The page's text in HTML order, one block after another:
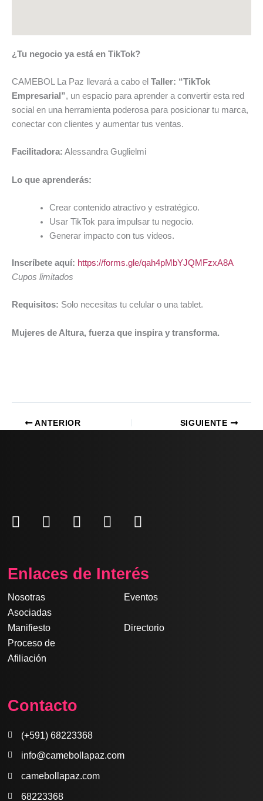
¿Tu negocio ya está en TikTok?
CAMEBOL La Paz llevará a cabo el Taller: “TikTok
Empresarial”, un espacio para aprender a convertir esta red
social en una herramienta poderosa para posicionar tu marca,
conectar con clientes y aumentar tus ventas.
Facilitadora: Alessandra Guglielmi
Lo que aprenderás:
Crear contenido atractivo y estratégico.
Usar TikTok para impulsar tu negocio.
Generar impacto con tus videos.
Inscríbete aquí: https://forms.gle/qah4pMbYJQMFzxA8A
Cupos limitados
Requisitos: Solo necesitas tu celular o una tablet.
Mujeres de Altura, fuerza que inspira y transforma.
ANTERIOR SIGUIENTE
F
e
b
o
o
k
I
t
a
r
a
m
L
k
e
Y
t
u
W
t
s
a
p
Enlaces de Interés
Nosotras
Eventos
Asociadas
Manifiesto
Directorio
Proceso de
Afiliación
Contacto
(+591) 68223368
info@camebollapaz.com
camebollapaz.com
68223368